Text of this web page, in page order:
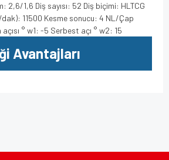
2,6/1,6 Diş sayısı: 52 Diş biçimi: HLTCG
dak): 11500 Kesme sonucu: 4 NL/Çap
° w1: -5 Serbest açı ° w2: 15
Avantajları